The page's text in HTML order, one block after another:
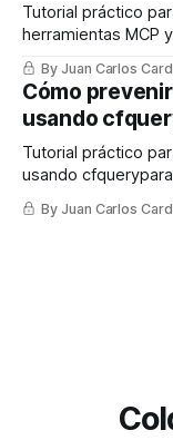
Tutorial práctico
herramientas MCP
Claude.
By Juan Carlos
Cómo
usando
Tutorial práctico
usando
columnas dinámicas.
By Juan Carlos